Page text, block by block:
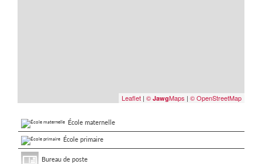
Leaflet | © JawgMaps | © OpenStreetMap
École maternelle
École primaire
Bureau de poste